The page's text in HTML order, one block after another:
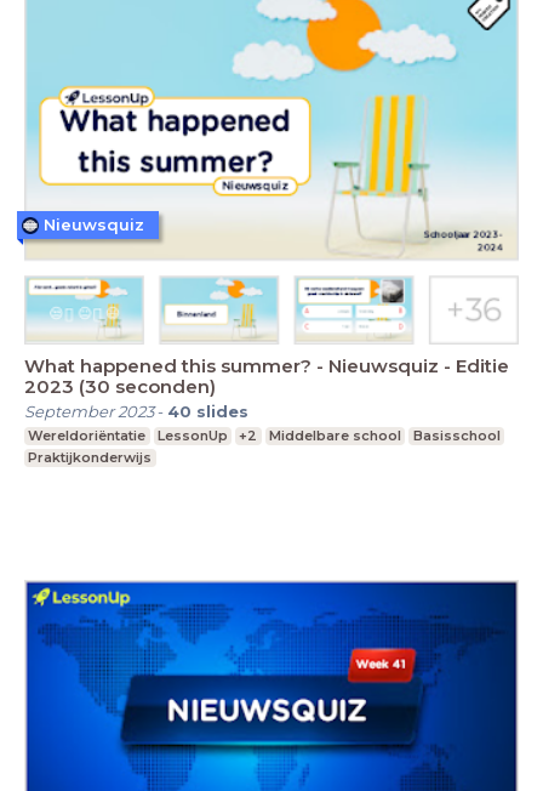
What happened this summer? - Nieuwsquiz - Editie
2023 (30 seconden)
September 2023- 40 slides
Wereldoriëntatie LessonUp +2 Middelbare school
Basisschool
Praktijkonderwijs
Nieuwsquiz